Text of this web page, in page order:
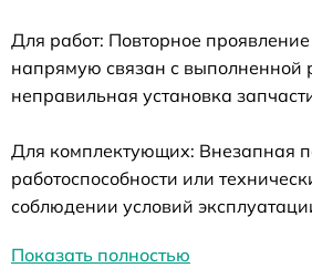
Для работ: Повторное
напрямую связан с выполненной
неправильная установка
Для комплектующих: Внезапная
работоспособности или
соблюдении условий
Показать полностью